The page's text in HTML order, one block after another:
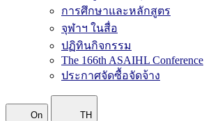
การศึกษาและหลักสูตร
จุฬาฯ ในสื่อ
ปฏิทินกิจกรรม
The 166th ASAIHL Conference
ประกาศจัดซื้อจัดจ้าง
On TH